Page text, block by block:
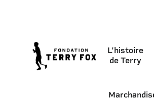
L’histoire
de Terry
« Nous n’avons pas
Nouvelle-Écosse. J’ai
School, de Sydney